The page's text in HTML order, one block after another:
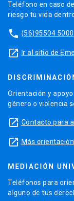
Teléfono en caso
riesgo tu vida
phone (56)95504 5000
launch Ir al sitio de
Orientación y
género o violencia
launch Contacto para
launch Más orientación
MEDIACIÓN
Teléfonos para
alguno de tus